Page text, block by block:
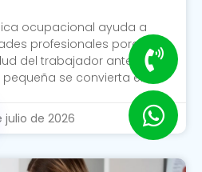
ocupacional ayuda a
profesionales porque
del trabajador antes de
se convierta en
julio de 2026